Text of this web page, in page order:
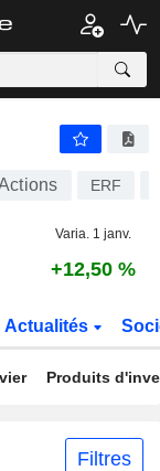
ERF
Varia. 1 janv.
+12,50 %
Actualités
Produits
Filtres